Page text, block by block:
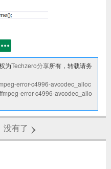
为Techzero分享所有，转载请务
error-c4996-avcodec_alloc
error-c4996-avcodec_allo
没有了 ›